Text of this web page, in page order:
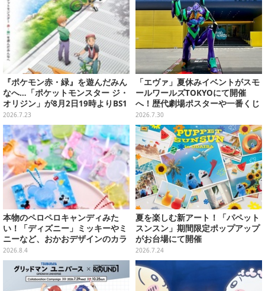
『ポケモン赤・緑』を遊んだみん
なへ…「ポケットモンスター ジ・
オリジン」が8月2日19時よりBS1
2・日曜アニメ劇場で放送決定！
2026.7.23
「エヴァ」夏休みイベントがスモ
ールワールズTOKYOにて開催
へ！歴代劇場ポスターや一番くじ
商品の展示、オリジナルグッズ・
限定メニュー販売も
2026.7.30
本物のペロペロキャンディみた
い！「ディズニー」ミッキーやミ
ニーなど、おかおデザインのカラ
フルチャーム全10種が8月31日発
売
2026.8.4
夏を楽しむ新アート！「パペット
スンスン」期間限定ポップアップ
がお台場にて開催
2026.7.24